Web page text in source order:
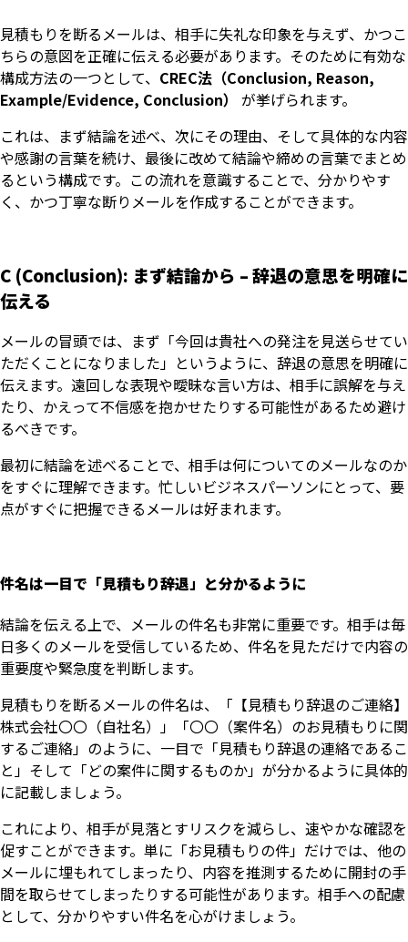
見積もりを断るメールは、相手に失礼な印象を与えず、かつこ
ちらの意図を正確に伝える必要があります。そのために有効な
構成方法の一つとして、 CREC法（Conclusion, Reason,
Example/Evidence, Conclusion）
が挙げられます。
これは、まず結論を述べ、次にその理由、そして具体的な内容
や感謝の言葉を続け、最後に改めて結論や締めの言葉でまとめ
るという構成です。この流れを意識することで、分かりやす
く、かつ丁寧な断りメールを作成することができます。
C (Conclusion): まず結論から – 辞退の意思を明確に
伝える
メールの冒頭では、まず「今回は貴社への発注を見送らせてい
ただくことになりました」というように、辞退の意思を明確に
伝えます。遠回しな表現や曖昧な言い方は、相手に誤解を与え
たり、かえって不信感を抱かせたりする可能性があるため避け
るべきです。
最初に結論を述べることで、相手は何についてのメールなのか
をすぐに理解できます。忙しいビジネスパーソンにとって、要
点がすぐに把握できるメールは好まれます。
件名は一目で「見積もり辞退」と分かるように
結論を伝える上で、メールの件名も非常に重要です。相手は毎
日多くのメールを受信しているため、件名を見ただけで内容の
重要度や緊急度を判断します。
見積もりを断るメールの件名は、「【見積もり辞退のご連絡】
株式会社〇〇（自社名）」「〇〇（案件名）のお見積もりに関
するご連絡」のように、一目で「見積もり辞退の連絡であるこ
と」そして「どの案件に関するものか」が分かるように具体的
に記載しましょう。
これにより、相手が見落とすリスクを減らし、速やかな確認を
促すことができます。単に「お見積もりの件」だけでは、他の
メールに埋もれてしまったり、内容を推測するために開封の手
間を取らせてしまったりする可能性があります。相手への配慮
として、分かりやすい件名を心がけましょう。